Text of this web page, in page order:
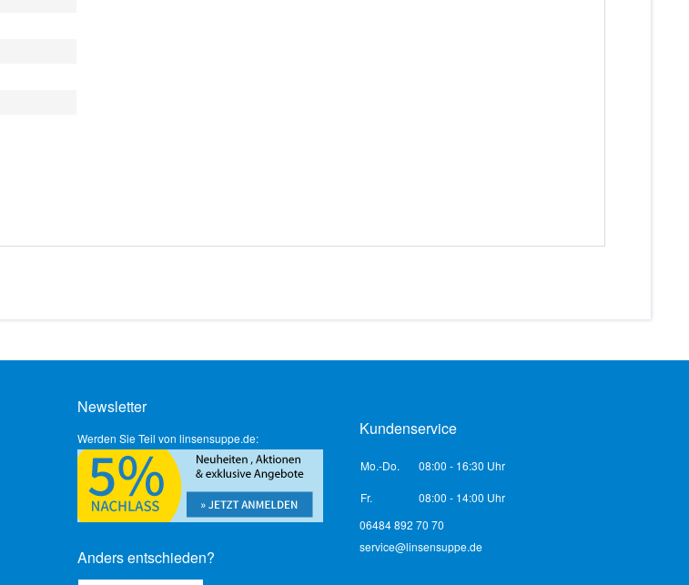
Newsletter
Werden Sie Teil von linsensuppe.de:
Anders entschieden?
Kundenservice
Mo.-Do. 08:00 - 16:30 Uhr
Fr.
08:00 - 14:00 Uhr
06484 892 70 70
service@linsensuppe.de